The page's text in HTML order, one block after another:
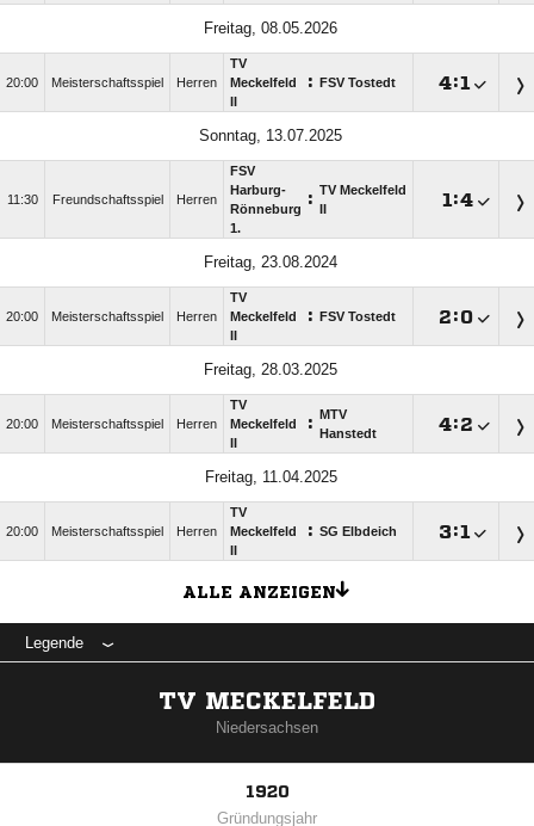
Freitag, 08.05.2026
20:00 Meisterschaftsspiel Herren
TV
Meckelfeld
: FSV Tostedt :
Sonntag, 13.07.2025
11:30 Freundschaftsspiel Herren
FSV
Harburg-
Rönneburg
1.
: TV Meckelfeld
:
Freitag, 23.08.2024
20:00 Meisterschaftsspiel Herren
TV
Meckelfeld
: FSV Tostedt :
Freitag, 28.03.2025
20:00 Meisterschaftsspiel Herren
TV
Meckelfeld
:
MTV
Hanstedt
:
Freitag, 11.04.2025
20:00 Meisterschaftsspiel Herren
TV
Meckelfeld
: SG Elbdeich :
ALLE ANZEIGEN
Legende
TV MECKELFELD
Niedersachsen
1920
Gründungsjahr